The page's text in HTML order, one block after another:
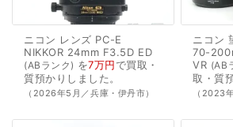
ニコン レンズ PC-E
NIKKOR 24mm F3.5D ED
ABランク を7万円で買取・
質預かり しました。
（2026年5月／兵庫・伊丹市）
ニコン
70-
VR
AB
取・質
（2023